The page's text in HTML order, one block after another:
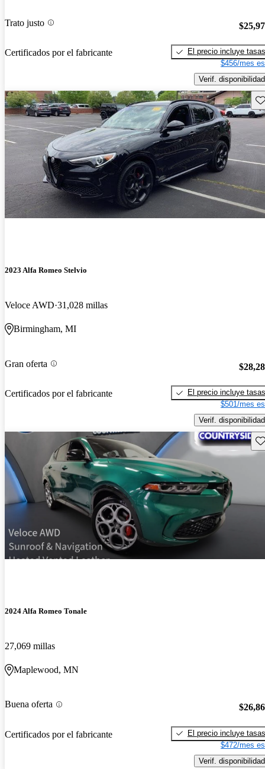
Trato justo
Certificados por el fabricante
El precio incluye tasas
$456/mes
Verif. disponibilidad
2023 Alfa Romeo Stelvio
Veloce AWD 31,028 millas
Birmingham, MI
Gran oferta
Certificados por el fabricante
El precio incluye tasas
$501/mes
Verif. disponibilidad
2024 Alfa Romeo Tonale
27,069 millas
Maplewood, MN
Buena oferta
Certificados por el fabricante
El precio incluye tasas
$472/mes
Verif. disponibilidad